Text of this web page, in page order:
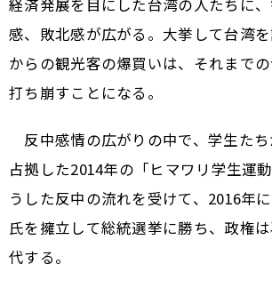
経済発展を目にした台湾の人たちに
感、敗北感が広がる。大挙して台湾
からの観光客の爆買いは、それまで
打ち崩すことになる。
反中感情の広がりの中で、学生た
占拠した2014年の「ヒマワリ学生運
うした反中の流れを受けて、2016年
氏を擁立して総統選挙に勝ち、政権
代する。